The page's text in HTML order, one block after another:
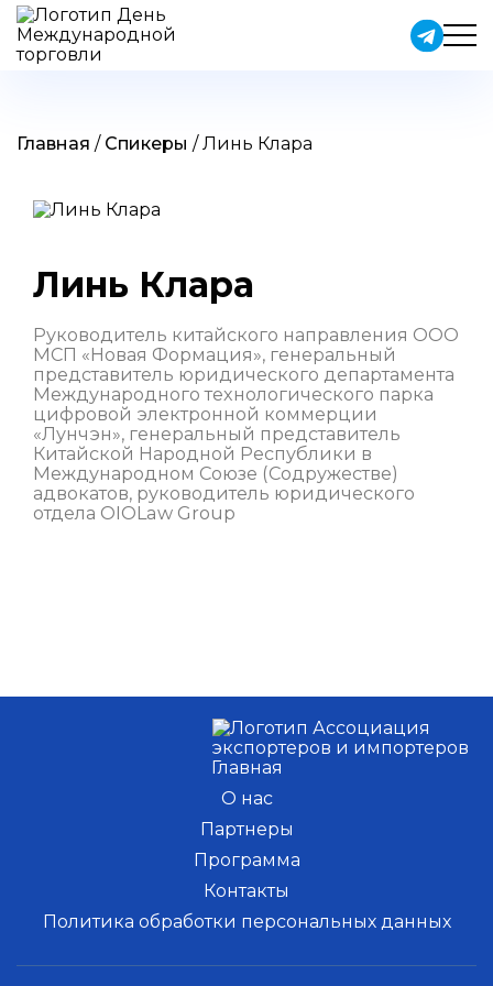
Skip
to
content
Главная / Спикеры /Линь Клара
Линь Клара
Руководитель китайского направления ООО
МСП «Новая Формация», генеральный
представитель юридического департамента
Международного технологического парка
цифровой электронной коммерции
«Лунчэн», генеральный представитель
Китайской Народной Республики в
Международном Союзе (Содружестве)
адвокатов, руководитель юридического
отдела OIOLaw Group
Главная
О нас
Партнеры
Программа
Контакты
Политика обработки персональных данных